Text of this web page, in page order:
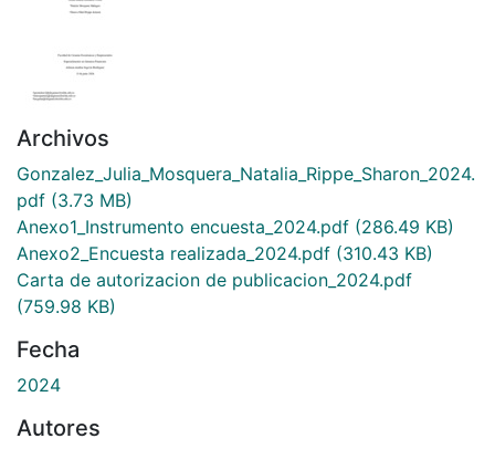
Archivos
Gonzalez_Julia_Mosquera_Natalia_Rippe_Sharon_2024.
pdf (3.73 MB)
Anexo1_Instrumento encuesta_2024.pdf (286.49 KB)
Anexo2_Encuesta realizada_2024.pdf (310.43 KB)
Carta de autorizacion de publicacion_2024.pdf
(759.98 KB)
Fecha
2024
Autores